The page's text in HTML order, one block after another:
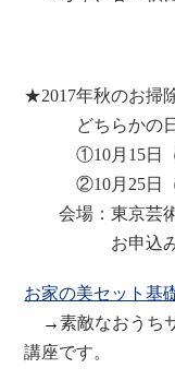
★2017年秋のお掃
どちらかの日
①10月15日（
②10月25日（
会場：東京芸術
お申込み
お家の美セット基
→素敵なおうち
講座です。